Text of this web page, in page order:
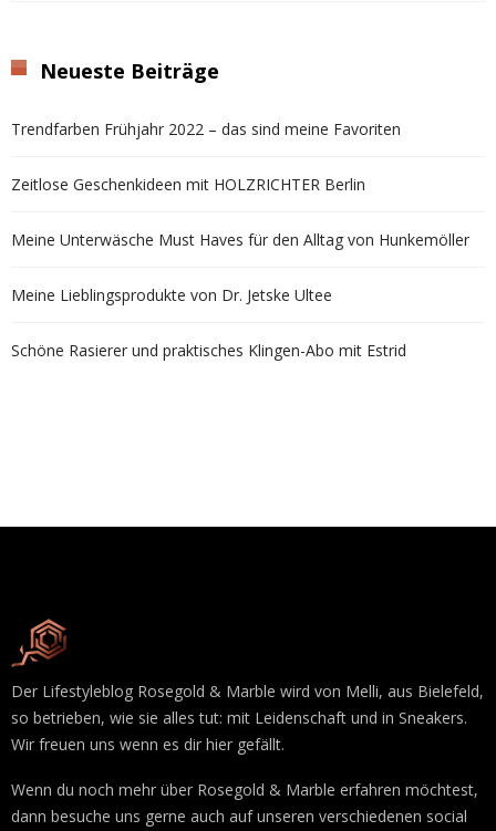
Neueste Beiträge
Trendfarben Frühjahr 2022 – das sind meine Favoriten
Zeitlose Geschenkideen mit HOLZRICHTER Berlin
Meine Unterwäsche Must Haves für den Alltag von Hunkemöller
Meine Lieblingsprodukte von Dr. Jetske Ultee
Schöne Rasierer und praktisches Klingen-Abo mit Estrid
Der Lifestyleblog Rosegold & Marble wird von Melli, aus Bielefeld,
so betrieben, wie sie alles tut: mit Leidenschaft und in Sneakers.
Wir freuen uns wenn es dir hier gefällt.
Wenn du noch mehr über Rosegold & Marble erfahren möchtest,
dann besuche uns gerne auch auf unseren verschiedenen social